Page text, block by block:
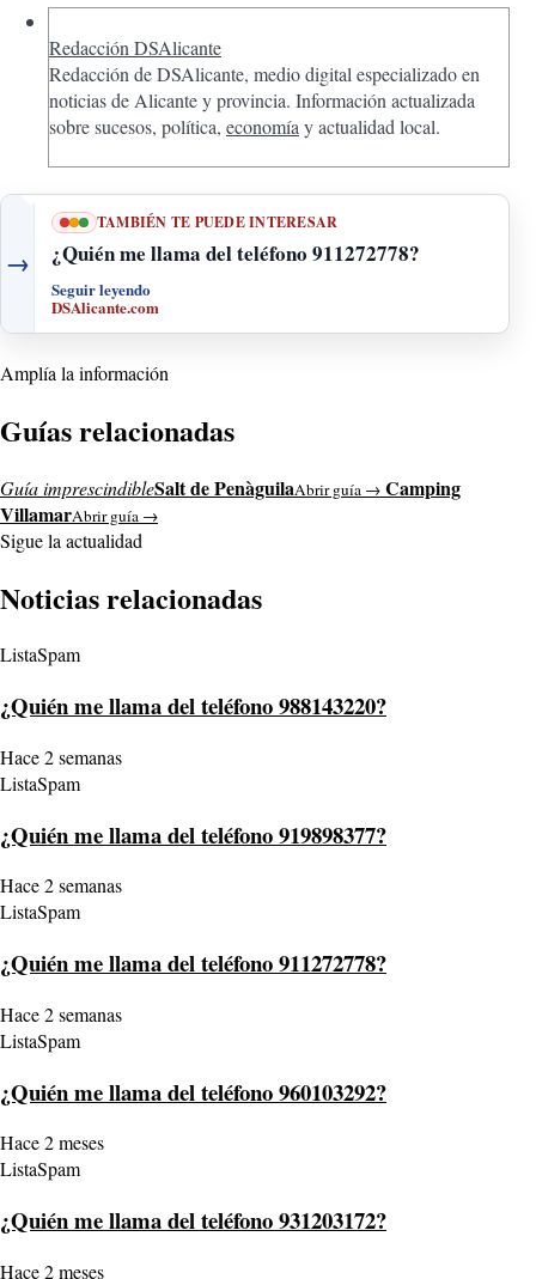
Redacción DSAlicante
Redacción de DSAlicante, medio digital especializado en
noticias de Alicante y provincia. Información actualizada
sobre sucesos, política, economíay actualidad local.
→
TAMBIÉN TE PUEDE INTERESAR
¿Quién me llama del teléfono 911272778?
Seguir leyendo
DSAlicante.com
Amplía la información
Guías relacionadas
Guía imprescindibleSalt de PenàguilaAbrir guía → Camping
VillamarAbrir guía →
Sigue la actualidad
Noticias relacionadas
ListaSpam
¿Quién me llama del teléfono 988143220?
Hace 2 semanas
ListaSpam
¿Quién me llama del teléfono 919898377?
Hace 2 semanas
ListaSpam
¿Quién me llama del teléfono 911272778?
Hace 2 semanas
ListaSpam
¿Quién me llama del teléfono 960103292?
Hace 2 meses
ListaSpam
¿Quién me llama del teléfono 931203172?
Hace 2 meses